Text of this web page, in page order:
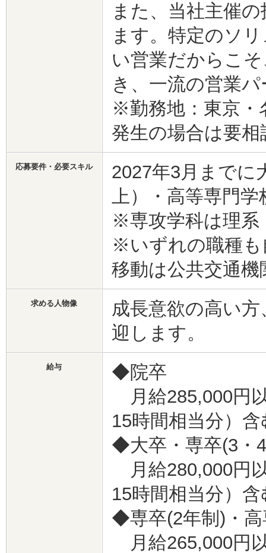
また、当社主催
ます。特定のソ
い営業だからこ
き、一流の営業
※勤務地：東京・
発生の場合は要相
応募要件・必要スキル
2027年3月までに
上）・高等専門
※専攻学科は理系
※いずれの職種も
移動は公共交通機
求める人物像
成長意欲の高い
迎します。
給与
◆院卒
月給285,000円
15時間相当分）含
◆大卒・専卒(3・
月給280,000円
15時間相当分）含
◆専卒(2年制)・高
月給265,000円